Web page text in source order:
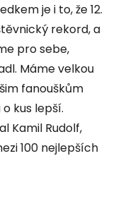
je i to, že 12.
rekord, a
pro sebe,
Máme velkou
fanouškům
kus lepší.
Kamil Rudolf,
100 nejlepších